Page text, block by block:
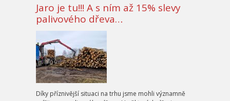
Jaro je tu!!! A s ním až 15% slevy
palivového dřeva…
Díky příznivější situaci na trhu jsme mohli významně